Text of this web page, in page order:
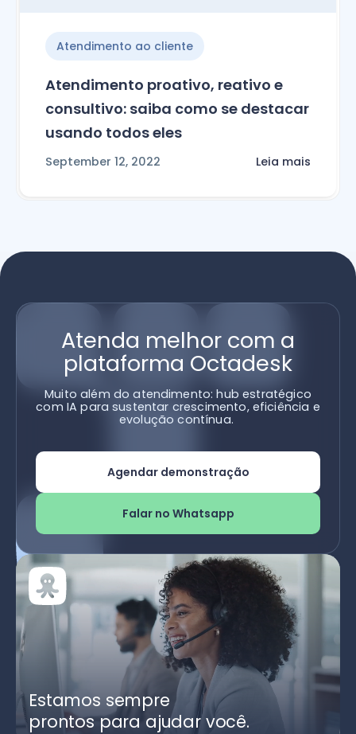
Atendimento ao cliente
Atendimento proativo, reativo e
consultivo: saiba como se destacar
usando todos eles
September 12, 2022 Leia mais
Atenda melhor com a
plataforma Octadesk
Muito além do atendimento: hub estratégico
com IA para sustentar crescimento, eficiência e
evolução contínua.
Agendar demonstração
Falar no Whatsapp
Estamos sempre
prontos para ajudar você.